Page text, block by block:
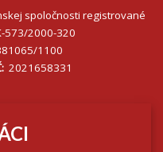
spoločnosti registrované
573/2000-320
1100
2021658331